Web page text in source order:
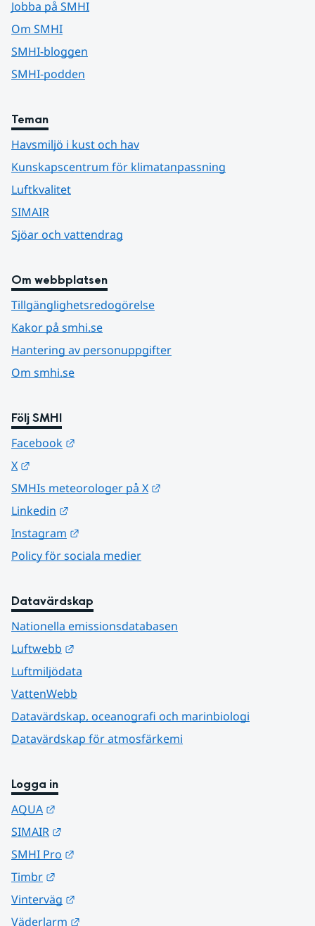
Jobba på SMHI
Om SMHI
SMHI-bloggen
SMHI-podden
Teman
Havsmiljö i kust och hav
Kunskapscentrum för klimatanpassning
Luftkvalitet
SIMAIR
Sjöar och vattendrag
Om webbplatsen
Tillgänglighetsredogörelse
Kakor på smhi.se
Hantering av personuppgifter
Om smhi.se
Följ SMHI
Facebook
X
SMHIs meteorologer på X
Linkedin
Instagram
Policy för sociala medier
Datavärdskap
Nationella emissionsdatabasen
Luftwebb
Luftmiljödata
VattenWebb
Datavärdskap, oceanografi och marinbiologi
Datavärdskap för atmosfärkemi
Logga in
AQUA
SIMAIR
SMHI Pro
Timbr
Vinterväg
Väderlarm